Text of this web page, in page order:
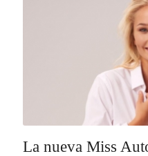
La nueva Miss